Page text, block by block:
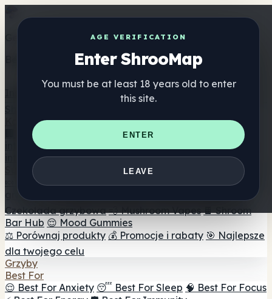
AGE VERIFICATION
Enter ShrooMap
You must be at least 18 years old to enter
this site.
ENTER
LEAVE
Get the ShrooMap app
Better than mobile web — one tap away
Katalog
🏢 Katalog marek
📍 Wyszukiwarka sklepów
internetowych
🛒 Sklepy
internetowe
Suplementy
🍬 Żelki grzybowe 💊 Kapsułki z grzybami 💧 Nalewki z
grzybów
Czekolada grzybowa 💨 Mushroom Vapes 🍫 Shroom
Bar Hub 😌 Mood Gummies
⚖️ Porównaj produkty 💰 Promocje i rabaty 🎯 Najlepsze
dla twojego celu
Grzyby
Best For
😌 Best For Anxiety 😴 Best For Sleep 🧠 Best For Focus